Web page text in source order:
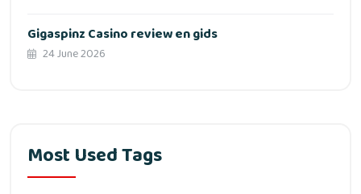
Gigaspinz Casino review en gids
24 June 2026
Most Used Tags